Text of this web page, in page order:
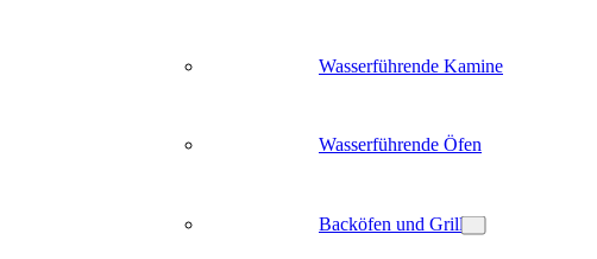
Wasserführende Kamine
Wasserführende Öfen
Backöfen und Grill